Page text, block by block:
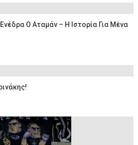
Ο Αταμάν – Η Ιστορία Για Μένα